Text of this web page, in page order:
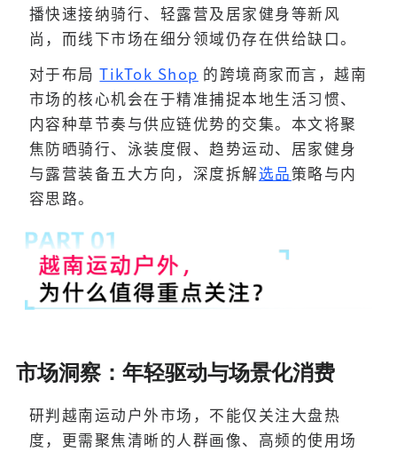
播快速接纳骑行、轻露营及居家健身等新风
尚，而线下市场在细分领域仍存在供给缺口。
对于布局TikTok Shop 的跨境商家而言，越南
市场的核心机会在于精准捕捉本地生活习惯、
内容种草节奏与供应链优势的交集。本文将聚
焦防晒骑行、泳装度假、趋势运动、居家健身
与露营装备五大方向，深度拆解选品策略与内
容思路。
市场洞察：年轻驱动与场景化消费
研判越南运动户外市场，不能仅关注大盘热
度，更需聚焦清晰的人群画像、高频的使用场